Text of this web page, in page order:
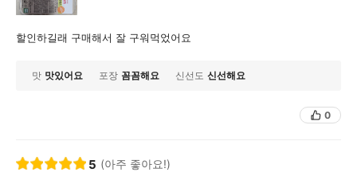
할인하길래 구매해서 잘 구워먹었어요
맛 맛있어요 포장 꼼꼼해요 신선도 신선해요
0
5 (아주 좋아요!)